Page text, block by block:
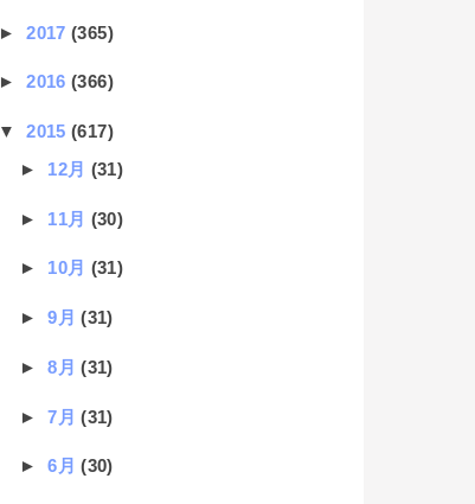
►2017(365)
►2016(366)
▼2015(617)
► 12月 (31)
► 11月 (30)
► 10月 (31)
►9月(31)
►8月(31)
►7月(31)
►6月(30)